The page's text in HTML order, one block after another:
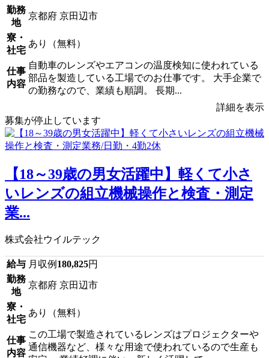
勤務
地
京都府 京田辺市
寮・
社宅
あり（無料）
仕事
内容
自動車のレンズやエアコンの温度検知に使われている
部品を製造している工場でのお仕事です。 大手企業で
の勤務なので、業績も順調。 長期...
詳細を表示
募集が停止しています
【18～39歳の男女活躍中】軽くて小さ
いレンズの組立機械操作と検査・測定
業...
株式会社ウイルテック
給与 月収例 180,825円
勤務
地
京都府 京田辺市
寮・
社宅
あり（無料）
仕事
内容
この工場で製造されているレンズはプロジェクターや
通信機器など、様々な用途で使われているので生産も